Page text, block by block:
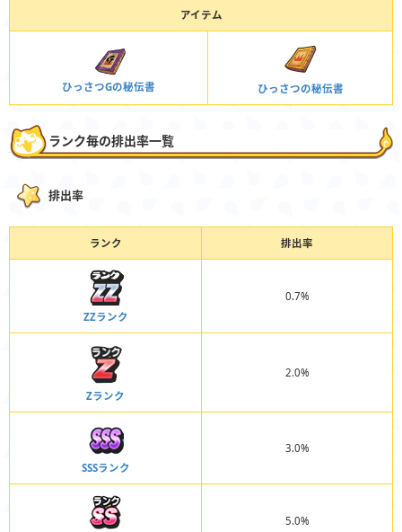
アイテム
ひっさつGの秘伝書 ひっさつの秘伝書
ランク毎の排出率一覧
排出率
ランク 排出率
ZZランク
0.7%
Zランク
2.0%
SSSランク
3.0%
5.0%